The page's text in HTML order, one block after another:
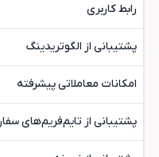
رابط کاربری
پشتیبانی از الگوتریدینگ
امکانات معاملاتی پیشرفته
پشتیبانی از تایم‌فریم‌های